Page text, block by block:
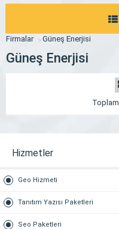
Firmalar Güneş Enerjisi
Güneş Enerjisi
Toplam
Hizmetler
Geo Hizmeti
Tanıtım Yazısı Paketleri
Seo Paketleri